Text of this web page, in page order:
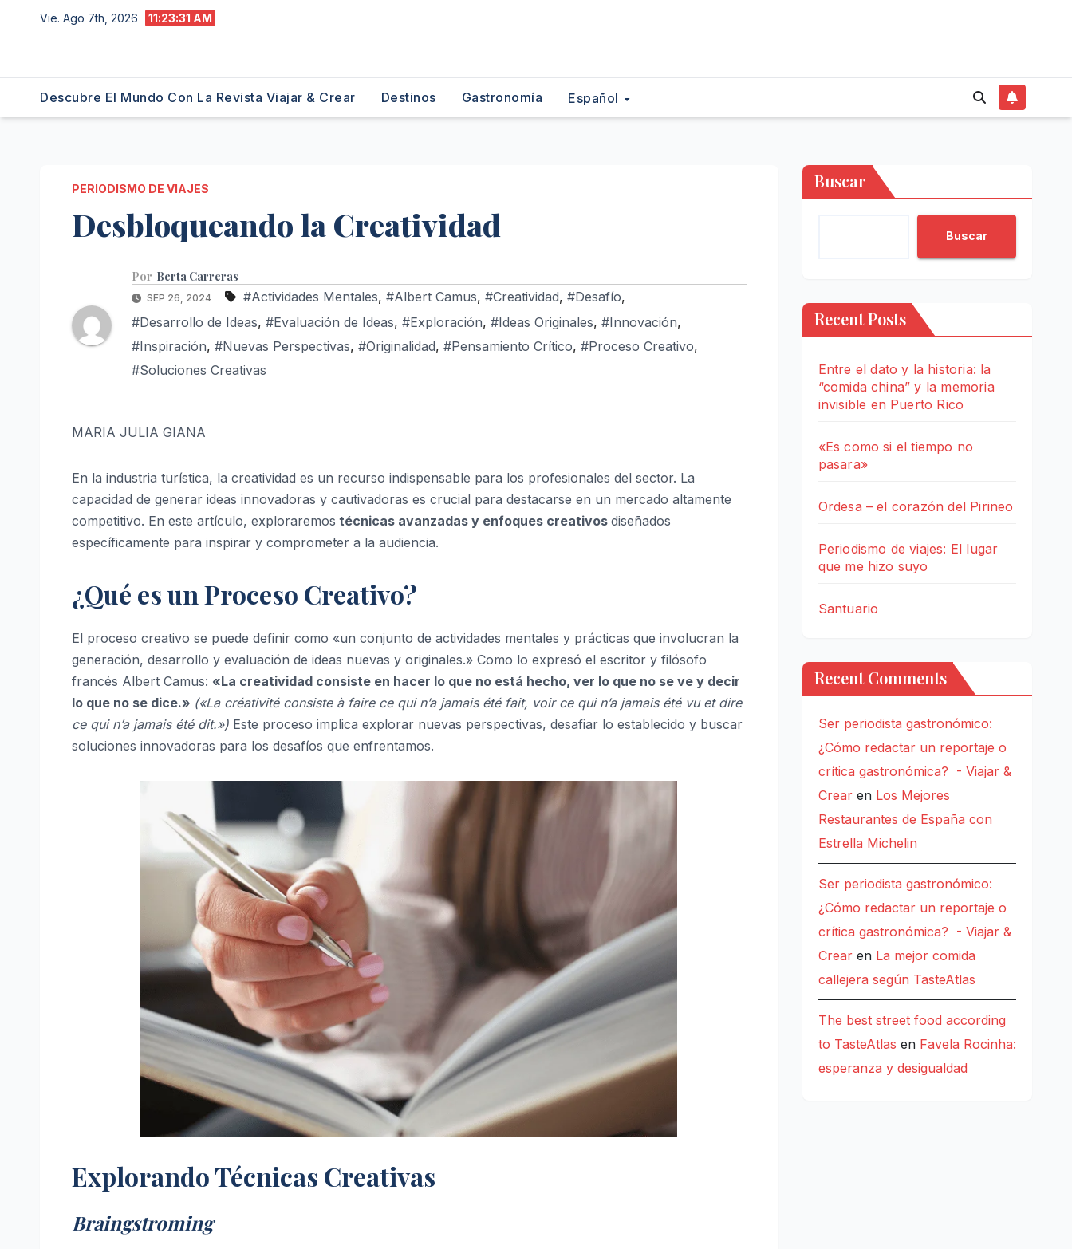
al
Vie. Ago 7th, 2026 11:23:32 AM
Descubre El Mundo Con La Revista Viajar & Crear Destinos Gastronomía Español
PERIODISMO DE VIAJES
Desbloqueando la Creatividad
Por Berta Carreras
SEP 26, 2024 #Actividades Mentales, #Albert Camus, #Creatividad, #Desafío,
#Desarrollo de Ideas, #Evaluación de Ideas, #Exploración, #Ideas Originales, #Innovación,
#Inspiración, #Nuevas Perspectivas, #Originalidad, #Pensamiento Crítico, #Proceso Creativo,
#Soluciones Creativas
MARIA JULIA GIANA
En la industria turística, la creatividad es un recurso indispensable para los profesionales del sector. La
capacidad de generar ideas innovadoras y cautivadoras es crucial para destacarse en un mercado altamente
competitivo. En este artículo, exploraremos técnicas avanzadas y enfoques creativos diseñados
específicamente para inspirar y comprometer a la audiencia.
¿Qué es un Proceso Creativo?
El proceso creativo se puede definir como «un conjunto de actividades mentales y prácticas que involucran la
generación, desarrollo y evaluación de ideas nuevas y originales.» Como lo expresó el escritor y filósofo
francés Albert Camus: «La creatividad consiste en hacer lo que no está hecho, ver lo que no se ve y decir
lo que no se dice.» («La créativité consiste à faire ce qui n’a jamais été fait, voir ce qui n’a jamais été vu et dire
ce qui n’a jamais été dit.») Este proceso implica explorar nuevas perspectivas, desafiar lo establecido y buscar
soluciones innovadoras para los desafíos que enfrentamos.
Explorando Técnicas Creativas
Braingstroming
Buscar
Buscar
Recent Posts
Entre el dato y la historia: la
“comida china” y la memoria
invisible en Puerto Rico
«Es como si el tiempo no
pasara»
Ordesa – el corazón del Pirineo
Periodismo de viajes: El lugar
que me hizo suyo
Santuario
Recent Comments
Ser periodista gastronómico:
¿Cómo redactar un reportaje o
crítica gastronómica? - Viajar &
Crearen Los Mejores
Restaurantes de España con
Estrella Michelin
Ser periodista gastronómico:
¿Cómo redactar un reportaje o
crítica gastronómica? - Viajar &
Crearen La mejor comida
callejera según TasteAtlas
The best street food according
to TasteAtlas en Favela Rocinha:
esperanza y desigualdad